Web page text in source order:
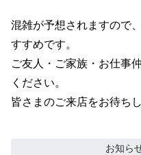
混雑が予想されますので
すすめです。
ご友人・ご家族・お仕事
ください。
皆さまのご来店をお待ち
お知ら